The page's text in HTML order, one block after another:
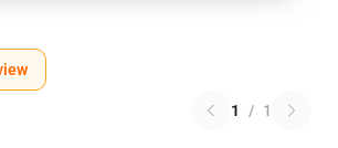
1 / 1